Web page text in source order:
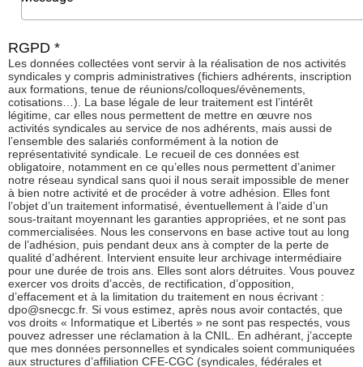
RGPD *
Les données collectées vont servir à la réalisation de nos activités
syndicales y compris administratives (fichiers adhérents, inscription
aux formations, tenue de réunions/colloques/évènements,
cotisations…). La base légale de leur traitement est l’intérêt
légitime, car elles nous permettent de mettre en œuvre nos
activités syndicales au service de nos adhérents, mais aussi de
l’ensemble des salariés conformément à la notion de
représentativité syndicale. Le recueil de ces données est
obligatoire, notamment en ce qu’elles nous permettent d’animer
notre réseau syndical sans quoi il nous serait impossible de mener
à bien notre activité et de procéder à votre adhésion. Elles font
l’objet d’un traitement informatisé, éventuellement à l’aide d’un
sous-traitant moyennant les garanties appropriées, et ne sont pas
commercialisées. Nous les conservons en base active tout au long
de l’adhésion, puis pendant deux ans à compter de la perte de
qualité d’adhérent. Intervient ensuite leur archivage intermédiaire
pour une durée de trois ans. Elles sont alors détruites. Vous pouvez
exercer vos droits d’accès, de rectification, d’opposition,
d’effacement et à la limitation du traitement en nous écrivant :
dpo@snecgc.fr. Si vous estimez, après nous avoir contactés, que
vos droits « Informatique et Libertés » ne sont pas respectés, vous
pouvez adresser une réclamation à la CNIL. En adhérant, j’accepte
que mes données personnelles et syndicales soient communiquées
aux structures d’affiliation CFE-CGC (syndicales, fédérales et